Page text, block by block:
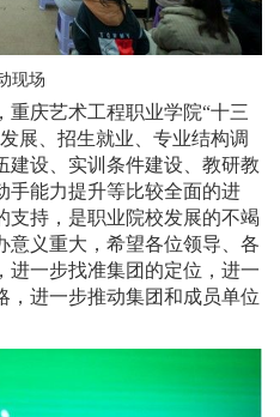
现场
重庆艺术工程职业学院“十三
展、招生就业、专业结构调
建设、实训条件建设、教研教
手能力提升等比较全面的进
支持，是职业院校发展的不竭
意义重大，希望各位领导、各
进一步找准集团的定位，进一
，进一步推动集团和成员单位